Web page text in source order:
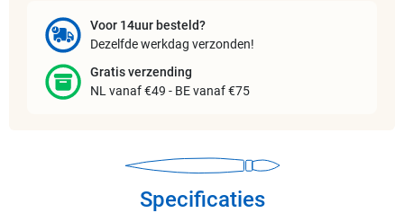
Voor 14uur besteld?
Dezelfde werkdag verzonden!
Gratis verzending
NL vanaf €49 - BE vanaf €75
Specificaties